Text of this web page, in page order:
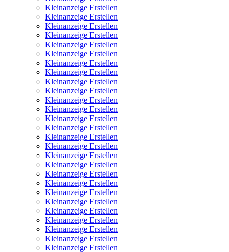
Kleinanzeige Erstellen
Kleinanzeige Erstellen
Kleinanzeige Erstellen
Kleinanzeige Erstellen
Kleinanzeige Erstellen
Kleinanzeige Erstellen
Kleinanzeige Erstellen
Kleinanzeige Erstellen
Kleinanzeige Erstellen
Kleinanzeige Erstellen
Kleinanzeige Erstellen
Kleinanzeige Erstellen
Kleinanzeige Erstellen
Kleinanzeige Erstellen
Kleinanzeige Erstellen
Kleinanzeige Erstellen
Kleinanzeige Erstellen
Kleinanzeige Erstellen
Kleinanzeige Erstellen
Kleinanzeige Erstellen
Kleinanzeige Erstellen
Kleinanzeige Erstellen
Kleinanzeige Erstellen
Kleinanzeige Erstellen
Kleinanzeige Erstellen
Kleinanzeige Erstellen
Kleinanzeige Erstellen